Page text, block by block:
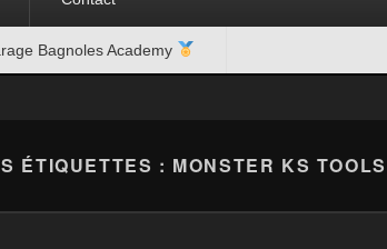
Bagnoles Academy
ÉTIQUETTES : MONSTER KS TOOLS